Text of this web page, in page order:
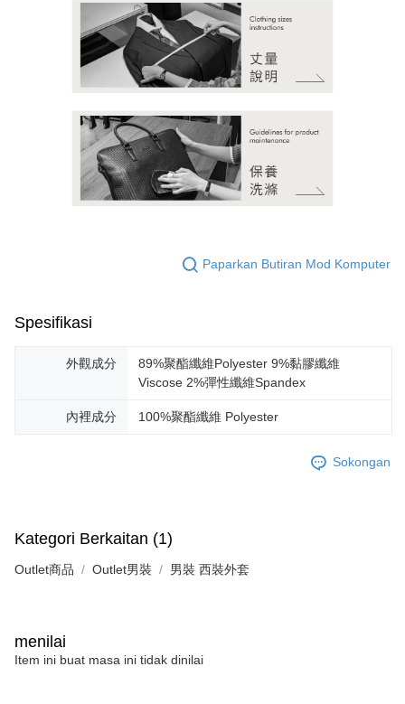
Paparkan Butiran Mod Komputer
Spesifikasi
外觀成分
89%聚酯纖維Polyester 9%黏膠纖維
Viscose 2%彈性纖維Spandex
內裡成分 100%聚酯纖維 Polyester
Sokongan
Kategori Berkaitan (1)
Outlet商品 Outlet男裝 男裝 西裝外套
menilai
Item ini buat masa ini tidak dinilai